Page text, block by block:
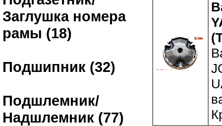
Заглушка номера
рамы (18)
Подшипник (32)
Подшлемник/
Надшлемник (77)